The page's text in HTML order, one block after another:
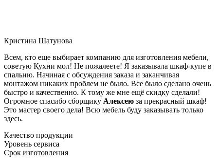
Кристина Шатунова
Всем, кто еще выбирает компанию для изготовления мебели,
советую Кухни мол! Не пожалеете! Я заказывала шкаф-купе в
спальню. Начиная с обсуждения заказа и заканчивая
монтажом никаких проблем не было. Все было сделано очень
быстро и качественно. К тому же мне ещё скидку сделали!
Огромное спасибо сборщику Алексею за прекрасный шкаф!
Это мастер своего дела! Всю мебель буду заказывать только
здесь.
Качество продукции
Уровень сервиса
Срок изготовления